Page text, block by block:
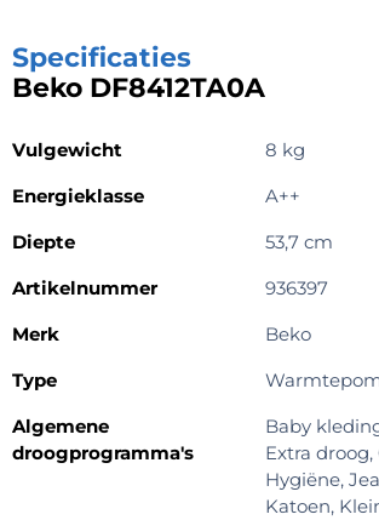
Specificaties
Beko DF8412TA0A
Vulgewicht
8 kg
Energieklasse
A++
Diepte
53,7 cm
Artikelnummer
936397
Merk
Beko
Type
Algemene
droogprogramma's
Baby
Extra
Hygiëne,
Katoen,